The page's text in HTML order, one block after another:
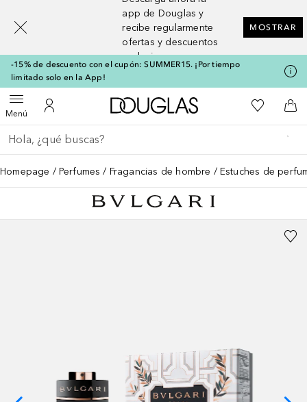
app de Douglas y
recibe regularmente
ofertas y descuentos
exclusivos
MOSTRAR
-15% de descuento con el cupón: SUMMER15. ¡Por tiempo
limitado solo en la App!
MenúAbrir menúMi cuenta
A Douglas HomeMi lista de
A
Regresar
Ejecutar búsqueda
Homepage Perfumes Fragancias de hombre Estuches de
[navigation.slideout.screenreader]